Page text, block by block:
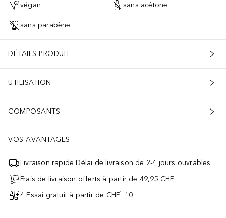
végan sans acétone
sans parabène
DÉTAILS PRODUIT
UTILISATION
COMPOSANTS
VOS AVANTAGES
Livraison rapide Délai de livraison de 2-4 jours ouvrables
Frais de livraison offerts à partir de 49,95 CHF
4 Essai gratuit à partir de CHF¹ 10